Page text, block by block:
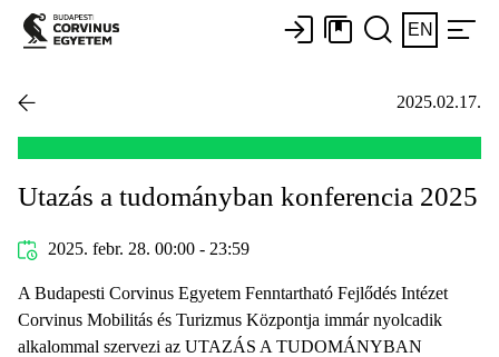
EN
2025.02.17.
Utazás a tudományban konferencia 2025
2025. febr. 28. 00:00 - 23:59
A Budapesti Corvinus Egyetem Fenntartható Fejlődés Intézet
Corvinus Mobilitás és Turizmus Központja immár nyolcadik
alkalommal szervezi az UTAZÁS A TUDOMÁNYBAN